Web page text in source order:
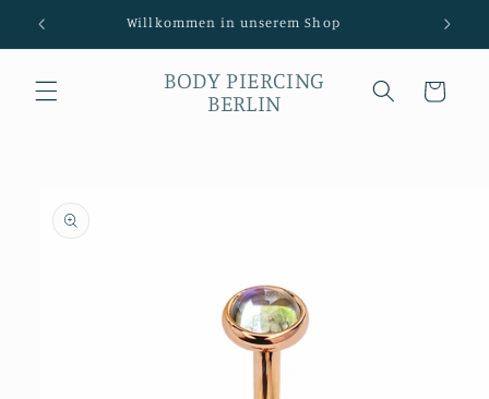
zum
Inhalt
Willkommen in unserem Shop
BODY PIERCING
BERLIN
Warenkorb